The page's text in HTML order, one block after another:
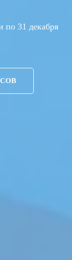
по 31 декабря